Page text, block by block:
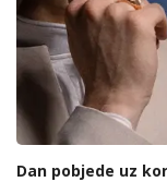
Dan pobjede uz